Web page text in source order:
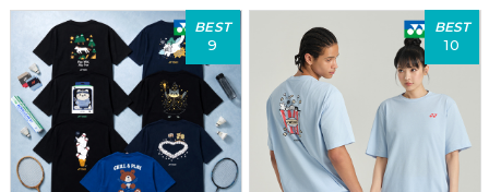
BEST
9
BEST
10